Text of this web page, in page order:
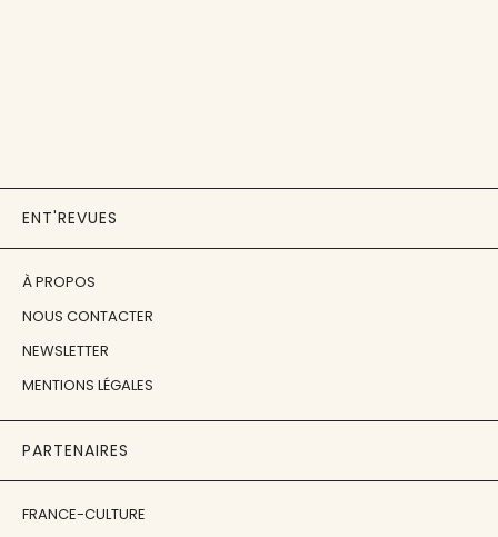
ENT'REVUES
À PROPOS
NOUS CONTACTER
NEWSLETTER
MENTIONS LÉGALES
PARTENAIRES
FRANCE-CULTURE